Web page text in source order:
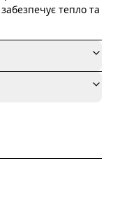
тепло та